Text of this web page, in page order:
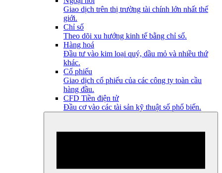
Giao dịch trên thị trường tài chính lớn nhất thế
giới.
Chỉ số
Theo dõi xu hướng kinh tế bằng chỉ số.
Hàng hoá
Đầu tư vào kim loại quý, dầu mỏ và nhiều thứ
khác.
Cổ phiếu
Giao dịch cổ phiếu của các công ty toàn cầu
hàng đầu.
CFD Tiền điện tử
Đầu cơ vào các tài sản kỹ thuật số phổ biến.